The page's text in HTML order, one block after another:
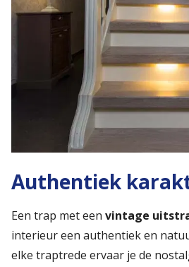
Authentiek
Een trap met een vintage
interieur een authentiek en
elke traptrede ervaar je de